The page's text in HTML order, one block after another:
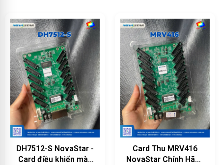
DH7512-S NovaStar -
Card điều khiển màn
Card Thu MRV416
NovaStar Chính Hãng